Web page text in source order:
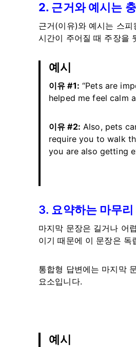
2. 근거와 예시는
근거(이유)와 예시는 스
시간이 주어질 때 주장을
예시
이유 #1: “Pets are
helped me feel calm
이유 #2: Also, pets
require you to walk
you are also getting
3. 요약하는 마무
마지막 문장은 길거나 어
이기 때문에 이 문장은 독
통합형 답변에는 마지막
요소입니다.
예시